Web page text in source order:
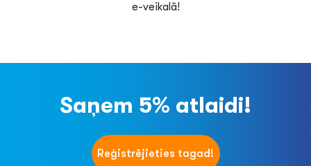
e-veikalā!
Saņem 5% atlaidi!
Reģistrējieties tagad!